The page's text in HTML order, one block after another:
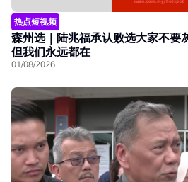
热点短视频
森州选｜陆兆福承认败选大家不
但我们永远都在
01/08/2026